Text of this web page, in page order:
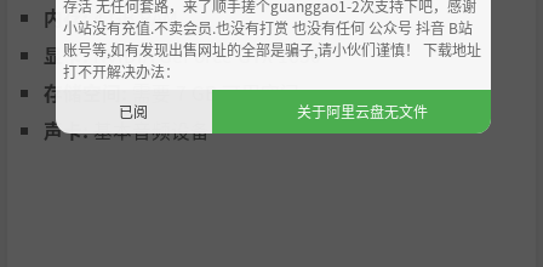
内存:4 GB RAM
显卡:NVIDIA GeForce GTX 1650
存储空间:
需要 7 GB 可用空间
声卡:基本音频设备
存活 无任何套路，来了顺手搓个guanggao1-2次支持下吧，感谢
小站没有充值.不卖会员.也没有打赏 也没有任何 公众号 抖音 B站
账号等,如有发现出售网址的全部是骗子,请小伙们谨慎！ 下载地址
打不开解决办法：
已阅
关于阿里云盘无文件